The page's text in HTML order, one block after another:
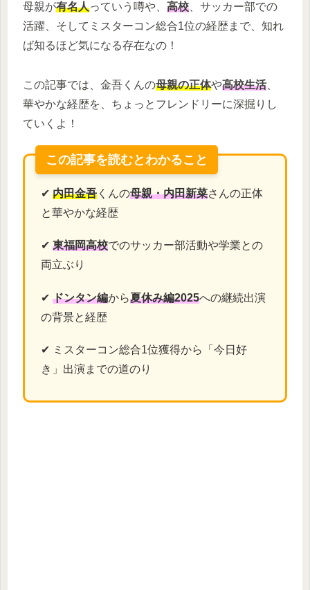
母親が有名人っていう噂や、 高校、サッカー部での
活躍、そしてミスターコン総合1位の経歴まで、知れ
ば知るほど気になる存在なの！
この記事では、金吾くんの母親の正体や高校生活、
華やかな経歴を、ちょっとフレンドリーに深掘りし
ていくよ！
この記事を読むとわかること
✔内田金吾 くんの母親・内田新菜さんの正体
と華やかな経歴
✔東福岡高校でのサッカー部活動や学業との
両立ぶり
✔ドンタン編から夏休み編2025への継続出演
の背景と経歴
✔ ミスターコン総合1位獲得から「今日好
き」出演までの道のり